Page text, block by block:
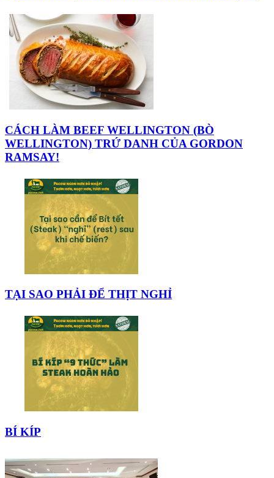
CÁCH LÀM BEEF WELLINGTON (BÒ
WELLINGTON) TRỨ DANH CỦA GORDON
RAMSAY!
TẠI SAO PHẢI ĐỂ THỊT NGHỈ
BÍ KÍP